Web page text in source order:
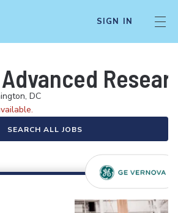
SIGN IN
DC
SEARCH ALL JOBS